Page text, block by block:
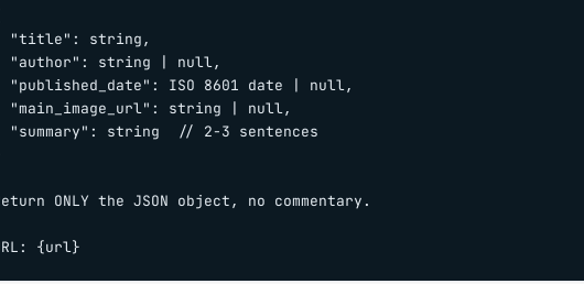
"title": string,
"author": string | null,
"published_date": ISO 8601 date | null,
"main_image_url": string | null,
"summary": string  // 2-3 sentences
ONLY the JSON object, no commentary.
{url}